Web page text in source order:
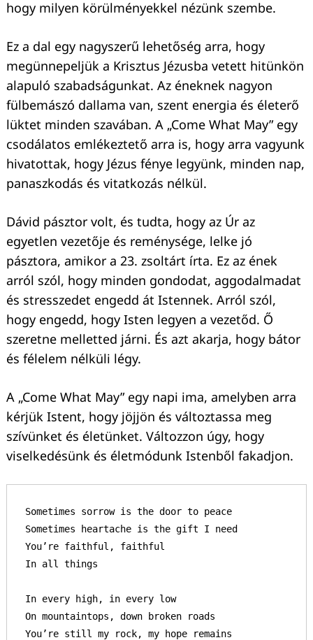
hogy milyen körülményekkel nézünk szembe.
Ez a dal egy nagyszerű lehetőség arra, hogy
megünnepeljük a Krisztus Jézusba vetett hitünkön
alapuló szabadságunkat. Az éneknek nagyon
fülbemászó dallama van, szent energia és életerő
lüktet minden szavában. A „Come What May” egy
csodálatos emlékeztető arra is, hogy arra vagyunk
hivatottak, hogy Jézus fénye legyünk, minden nap,
panaszkodás és vitatkozás nélkül.
Dávid pásztor volt, és tudta, hogy az Úr az
egyetlen vezetője és reménysége, lelke jó
pásztora, amikor a 23. zsoltárt írta. Ez az ének
arról szól, hogy minden gondodat, aggodalmadat
és stresszedet engedd át Istennek. Arról szól,
hogy engedd, hogy Isten legyen a vezetőd. Ő
szeretne melletted járni. És azt akarja, hogy bátor
és félelem nélküli légy.
A „Come What May” egy napi ima, amelyben arra
kérjük Istent, hogy jöjjön és változtassa meg
szívünket és életünket. Változzon úgy, hogy
viselkedésünk és életmódunk Istenből fakadjon.
Sometimes sorrow is the door to peace
Sometimes heartache is the gift I need
You’re faithful, faithful
In all things
In every high, in every low
On mountaintops, down broken roads
You’re still my rock, my hope remains